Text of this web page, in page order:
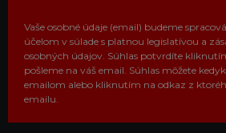
Vaše osobné údaje (email) budeme
účelom v súlade s platnou legislatívou a
osobných údajov. Súhlas potvrdíte
pošleme na váš email. Súhlas môžete
emailom alebo kliknutím na odkaz z
emailu.